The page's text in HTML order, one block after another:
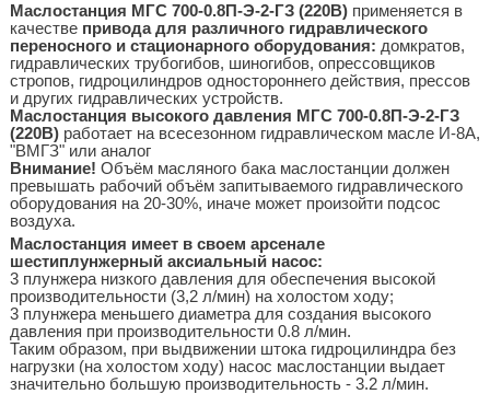
Маслостанция МГС 700-0.8П-Э-2-ГЗ (220В)применяется в
качестве привода для различного гидравлического
переносного и стационарного оборудования: домкратов,
гидравлических трубогибов, шиногибов, опрессовщиков
стропов, гидроцилиндров одностороннего действия, прессов
и других гидравлических устройств.
Маслостанция высокого давления МГС 700-0.8П-Э-2-ГЗ
(220В)работает на всесезонном гидравлическом масле И-8А,
"ВМГЗ" или аналог
Внимание! Объём масляного бака маслостанции должен
превышать рабочий объём запитываемого гидравлического
оборудования на 20-30%, иначе может произойти подсос
воздуха.
Маслостанция имеет в своем арсенале
шестиплунжерный аксиальный насос:
3 плунжера низкого давления для обеспечения высокой
производительности (3,2 л/мин) на холостом ходу;
3 плунжера меньшего диаметра для создания высокого
давления при производительности 0.8 л/мин.
Таким образом, при выдвижении штока гидроцилиндра без
нагрузки (на холостом ходу) насос маслостанции выдает
значительно большую производительность - 3.2 л/мин.